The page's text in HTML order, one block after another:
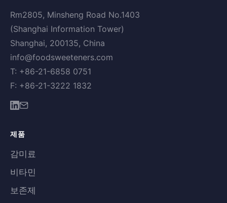
Rm2805, Minsheng Road No.1403
(Shanghai Information Tower)
Shanghai, 200135, China
info@foodsweeteners.com
T: +86-21-6858 0751
F: +86-21-3222 1832
제품
감미료
비타민
보존제